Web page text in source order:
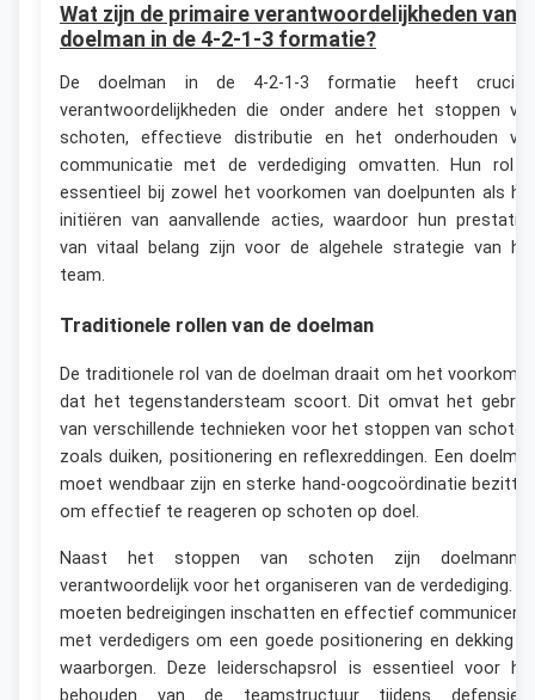
Wat zijn de primaire verantwoordelijkheden van
doelman in de 4-2-1-3 formatie?
De doelman in de 4-2-1-3 formatie heeft
verantwoordelijkheden die onder andere het stoppen
schoten, effectieve distributie en het onderhouden
communicatie met de verdediging omvatten. Hun rol
essentieel bij zowel het voorkomen van doelpunten als
initiëren van aanvallende acties, waardoor hun
van vitaal belang zijn voor de algehele strategie van
team.
Traditionele rollen van de doelman
De traditionele rol van de doelman draait om het
dat het tegenstandersteam scoort. Dit omvat het
van verschillende technieken voor het stoppen van
zoals duiken, positionering en reflexreddingen. Een
moet wendbaar zijn en sterke hand-oogcoördinatie
om effectief te reageren op schoten op doel.
Naast het stoppen van schoten zijn
verantwoordelijk voor het organiseren van de verdediging.
moeten bedreigingen inschatten en effectief
met verdedigers om een goede positionering en dekking
waarborgen. Deze leiderschapsrol is essentieel voor
behouden van de teamstructuur tijdens